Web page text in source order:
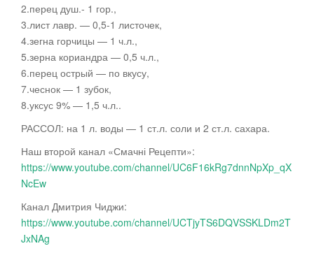
2.перец душ.- 1 гор.,
3.лист лавр. — 0,5-1 листочек,
4.зегна горчицы — 1 ч.л.,
5.зерна кориандра — 0,5 ч.л.,
6.перец острый — по вкусу,
7.чеснок — 1 зубок,
8.уксус 9% — 1,5 ч.л..
РАССОЛ: на 1 л. воды — 1 ст.л. соли и 2 ст.л. сахара.
Наш второй канал «Смачні Рецепти»:
https://www.youtube.com/channel/UC6F16kRg7dnnNpXp_qX
NcEw
Канал Дмитрия Чиджи:
https://www.youtube.com/channel/UCTjyTS6DQVSSKLDm2T
JxNAg